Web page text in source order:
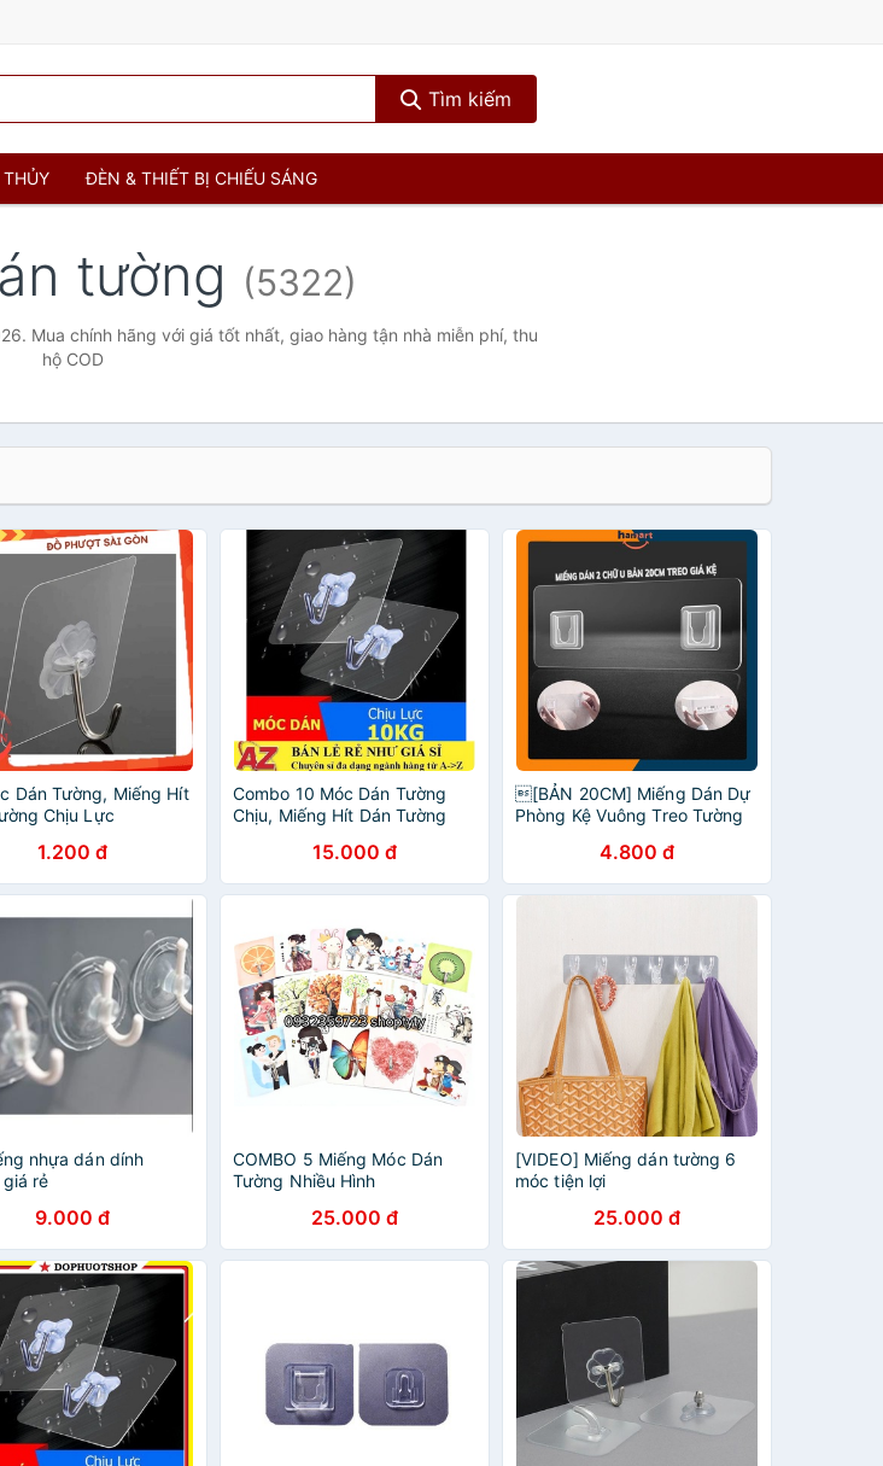
Tìm kiếm
THỦY ĐÈN & THIẾT BỊ CHIẾU SÁNG
tường (5322)
Mua chính hãng với giá tốt nhất, giao hàng tận nhà miễn phí, thu
hộ COD
Dán Tường, Miếng Hít
Chịu Lực
1.200 đ
Combo 10 Móc Dán Tường
Chịu, Miếng Hít Dán Tường
15.000 đ
[BẢN 20CM] Miếng Dán Dự
Phòng Kệ Vuông Treo Tường
Bám Dính Tường
4.800 đ
nhựa dán dính
rẻ
9.000 đ
COMBO 5 Miếng Móc Dán
Tường Nhiều Hình
25.000 đ
[VIDEO] Miếng dán tường 6
móc tiện lợi
25.000 đ